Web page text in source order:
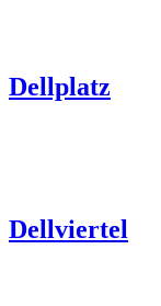
Dellplatz
Dellviertel